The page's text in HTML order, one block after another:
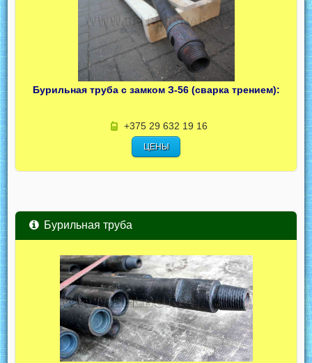
Бурильная труба с замком З-56 (сварка трением):
+375 29 632 19 16
ЦЕНЫ
Бурильная труба